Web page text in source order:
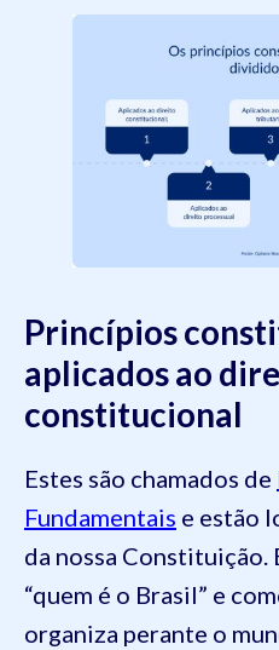
Princípios
aplicados ao
constitucional
Estes são chamados de
Fundamentais e estão
da nossa Constituição.
“quem é o Brasil” e
organiza perante o